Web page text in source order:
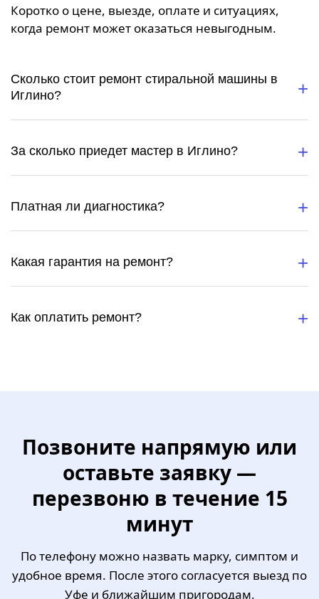
Коротко о цене, выезде, оплате и ситуациях,
когда ремонт может оказаться невыгодным.
Сколько стоит ремонт стиральной машины в
Иглино?
За сколько приедет мастер в Иглино?
Платная ли диагностика?
Какая гарантия на ремонт?
Как оплатить ремонт?
Позвоните напрямую или
оставьте заявку —
перезвоню в течение 15
минут
По телефону можно назвать марку, симптом и
удобное время. После этого согласуется выезд по
Уфе и ближайшим пригородам.